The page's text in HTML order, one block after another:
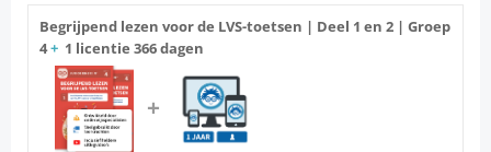
Begrijpend lezen voor de LVS-toetsen | Deel 1 en 2 | Groep
4+ 1 licentie 366 dagen